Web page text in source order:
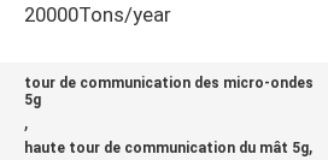
20000Tons/year
tour de communication des micro-ondes
5g
,
haute tour de communication du mât 5g,